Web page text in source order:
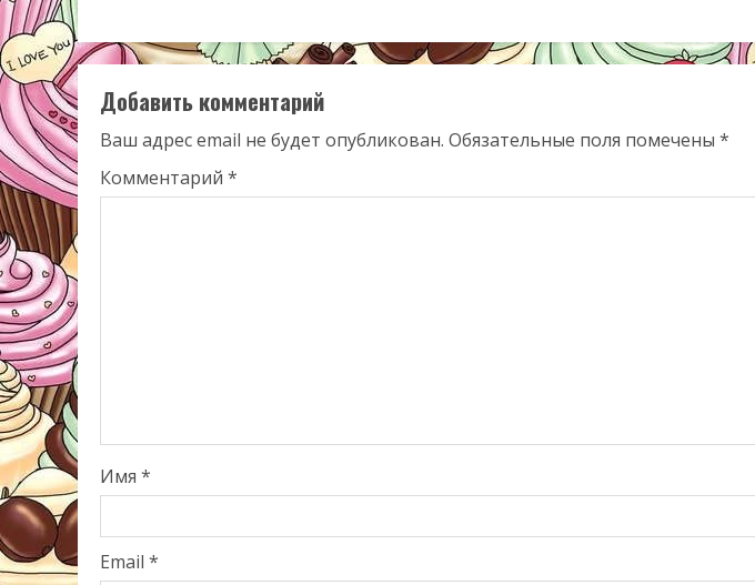
Добавить комментарий
Ваш адрес email не будет опубликован. Обязательные поля помечены *
Комментарий *
Имя *
Email *